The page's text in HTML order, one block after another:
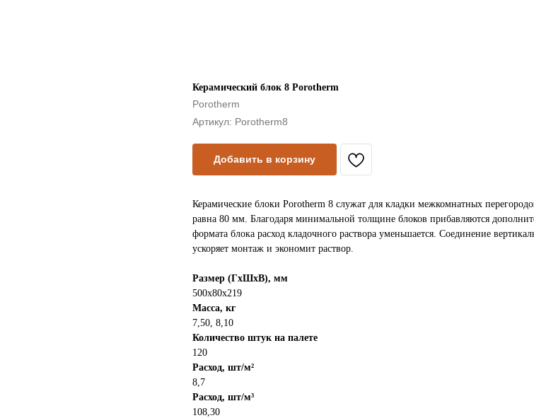
Керамический блок 8 Porotherm
Porotherm
Артикул: Porotherm8
Добавить в корзину
Керамические блоки Porotherm 8 служат для кладки межкомнатных
равна 80 мм. Благодаря минимальной толщине блоков прибавляются
формата блока расход кладочного раствора уменьшается. Соединение
ускоряет монтаж и экономит раствор.
Размер (ГхШхВ), мм
500x80x219
Масса, кг
7,50, 8,10
Количество штук на палете
120
Расход, шт/м²
8,7
Расход, шт/м³
108,30